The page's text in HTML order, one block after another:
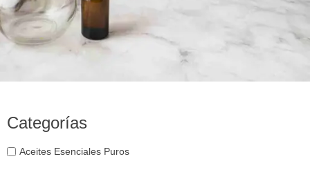
Categorías
Aceites Esenciales Puros